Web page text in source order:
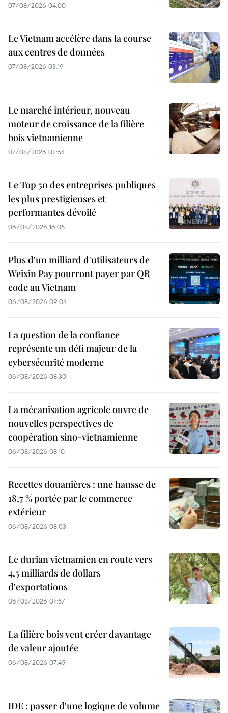
07/08/2026 04:00
Le Vietnam accélère dans la course
aux centres de données
07/08/2026 03:19
Le marché intérieur, nouveau
moteur de croissance de la filière
bois vietnamienne
07/08/2026 02:54
Le Top 50 des entreprises publiques
les plus prestigieuses et
performantes dévoilé
06/08/2026 16:05
Plus d'un milliard d'utilisateurs de
Weixin Pay pourront payer par QR
code au Vietnam
06/08/2026 09:04
La question de la confiance
représente un défi majeur de la
cybersécurité moderne
06/08/2026 08:30
La mécanisation agricole ouvre de
nouvelles perspectives de
coopération sino-vietnamienne
06/08/2026 08:10
Recettes douanières : une hausse de
18,7 % portée par le commerce
extérieur
06/08/2026 08:03
Le durian vietnamien en route vers
4,5 milliards de dollars
d'exportations
06/08/2026 07:57
La filière bois veut créer davantage
de valeur ajoutée
06/08/2026 07:45
IDE : passer d'une logique de volume